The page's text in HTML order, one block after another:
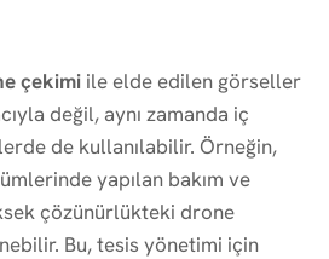
çekimi ile elde edilen görseller
değil, aynı zamanda iç
de kullanılabilir. Örneğin,
yapılan bakım ve
çözünürlükteki drone
Bu, tesis yönetimi için